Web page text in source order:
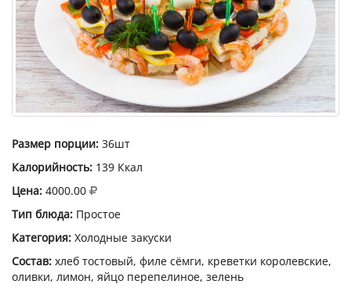
Размер порции: 36шт
Калорийность: 139 Ккал
Цена: 4000.00
Тип блюда: Простое
Категория: Холодные закуски
Состав: хлеб тостовый, филе сёмги, креветки королевские,
оливки, лимон, яйцо перепелиное, зелень